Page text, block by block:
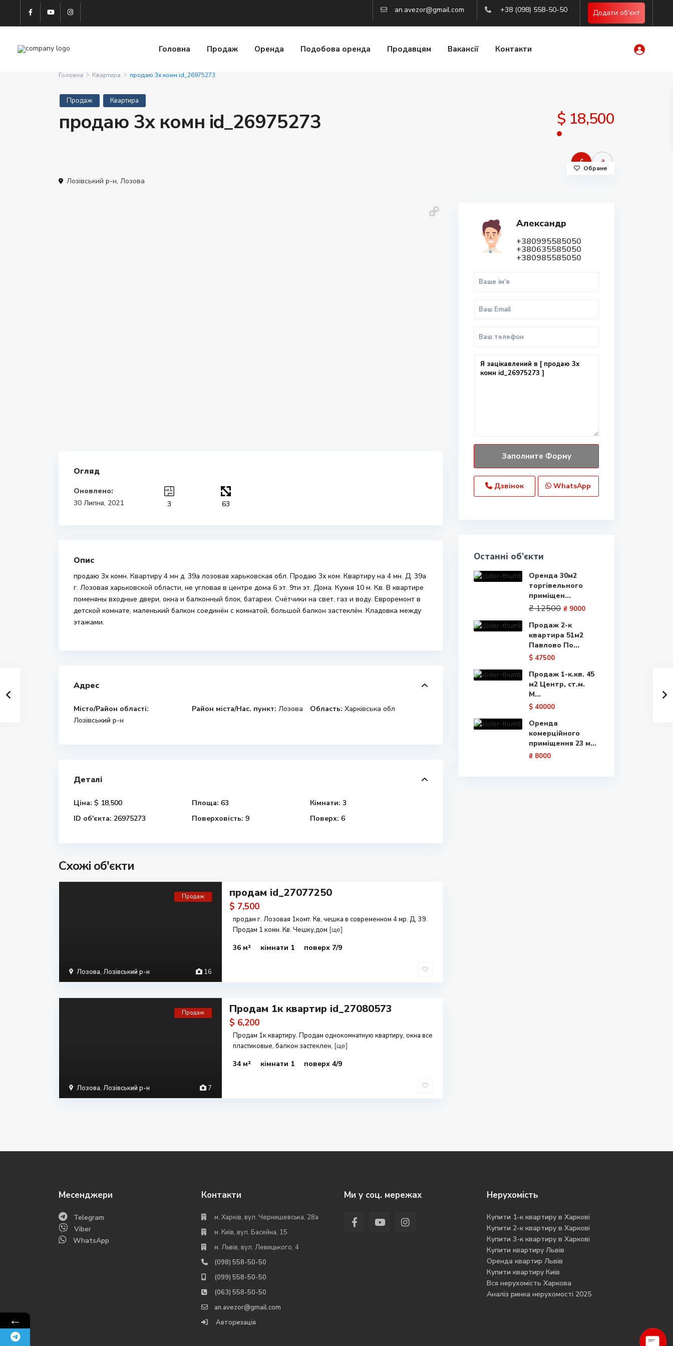
an.avezor@gmail.com +38 (098) 558-50-50 Додати об'єкт
Головна Продаж Оренда Подобова оренда Продавцям Вакансії Контакти
Головна Квартира продаю 3х комн id_26975273
Продаж Квартира
продаю 3х комн id_26975273 $ 18,500
$ ₴
Лозівський р-н, Лозова
Обране
Огляд
Оновлено:
30 Липня, 2021
3 63
Опис
продаю 3х комн. Квартиру 4 мн д. 39а лозовая харьковская обл. Продаю 3х ком. Квартиру на 4 мн. Д. 39а
г. Лозовая харьковской области, не угловая в центре дома 6 эт. 9ти эт. Дома. Кухня 10 м. Кв. В квартире
поменяны входные двери, окна и балконный блок, батареи. Счётчики на свет, газ и воду. Евроремонт в
детской комнате, маленький балкон соединён с комнатой, большой балкон застеклён. Кладовка между
этажами.
Адрес
Місто/Район області:
Лозівський р-н
Район міста/Нас. пункт: Лозова Область: Харківська обл
Деталі
Ціна: $ 18,500 Площа: 63 Кімнати: 3
ID об'єкта: 26975273 Поверховість: 9 Поверх: 6
Схожі об'єкти
16
Лозова, Лозівський р-н
Продаж продам id_27077250
$ 7,500
продам г. Лозовая 1комт. Кв, чешка в современном 4 мр. Д. 39.
Продам 1 комн. Кв. Чешку,дом [ще]
36 м² кімнати 1 поверх 7/9
7
Лозова, Лозівський р-н
Продаж Продам 1к квартир id_27080573
$ 6,200
Продам 1к квартиру. Продам однокомнатную квартиру, окна все
пластиковые, балкон застеклен, [ще]
34 м² кімнати 1 поверх 4/9
Александр
+380995585050
+380635585050
+380985585050
Дзвінок WhatsApp
Останні об’єкти
Оренда 30м2
торгівельного
приміщен...
₴ 12500 ₴ 9000
Продаж 2-к
квартира 51м2
Павлово По...
$ 47500
Продаж 1-к.кв. 45
м2 Центр, ст.м.
М...
$ 40000
Оренда
комерційного
приміщення 23 м...
₴ 8000
Месенджери
Telegram
Viber
WhatsApp
Контакти
м. Харків, вул. Чернишевська, 28а
м. Київ, вул. Басейна, 15
м. Львів, вул. Левицького, 4
(098) 558-50-50
(099) 558-50-50
(063) 558-50-50
an.avezor@gmail.com
Авторизація
Ми у соц. мережах Нерухомість
Купити 1-к квартиру в Харкові
Купити 2-к квартиру в Харкові
Купити 3-к квартиру в Харкові
Купити квартиру Львів
Оренда квартир Львів
Купити квартиру Киів
Вся нерухомість Харкова
Аналіз ринка нерухомості 2025
←